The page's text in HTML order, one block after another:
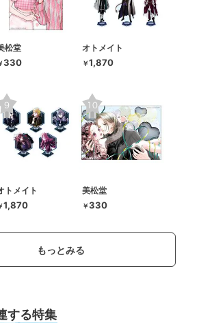
松堂
330
オトメイト
￥1,870
トメイト
1,870
美松堂
￥330
もっとみる
する特集